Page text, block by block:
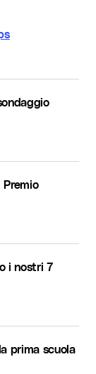
i nostri 7
prima scuola